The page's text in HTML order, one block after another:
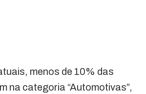
menos de 10% das
na categoria “Automotivas”,